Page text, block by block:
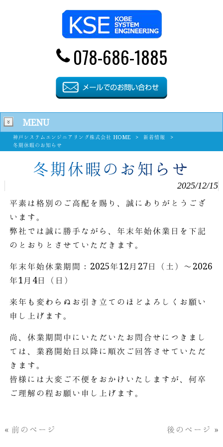
078-686-1885
MENU
神戸システムエンジニアリング株式会社 HOME > 新着情報
>
冬期休暇のお知らせ
冬期休暇のお知らせ
2025/12/15
平素は格別のご高配を賜り、誠にありがとうござ
います。
弊社では誠に勝手ながら、年末年始休業日を下記
のとおりとさせていただきます。
年末年始休業期間：2025年12月27日（土）～2026
年1月4日（日）
来年も変わらぬお引き立てのほどよろしくお願い
申し上げます。
尚、休業期間中にいただいたお問合せにつきまし
ては、業務開始日以降に順次ご回答させていただ
きます。
皆様には大変ご不便をおかけいたしますが、何卒
ご理解の程お願い申し上げます。
« 前のページ 後のページ »